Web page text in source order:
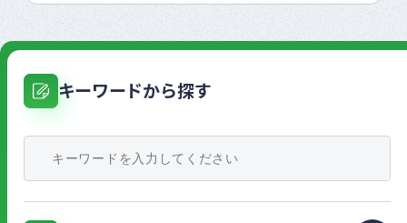
キーワードから探す